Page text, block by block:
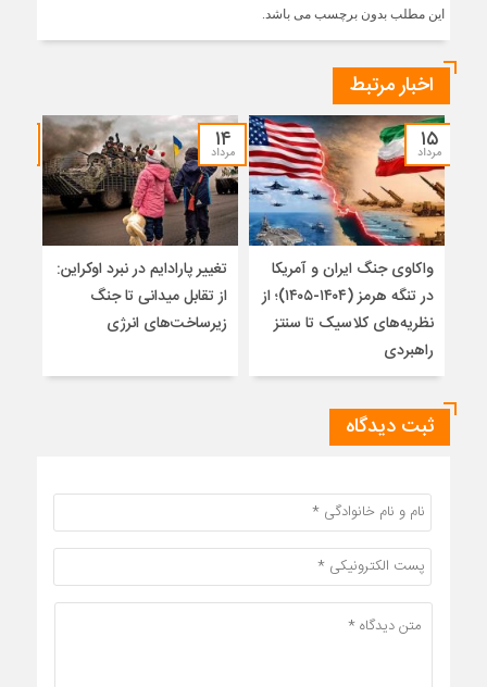
این مطلب بدون برچسب می باشد.
اخبار مرتبط
۱۵
مرداد
واکاوی جنگ ایران و آمریکا
در تنگه هرمز (۱۴۰۴-۱۴۰۵)؛ از
نظریه‌های کلاسیک تا سنتز
راهبردی
۱۴
مرداد
تغییر پارادایم در نبرد اوکراین:
از تقابل میدانی تا جنگ
زیرساخت‌های انرژی
ثبت دیدگاه